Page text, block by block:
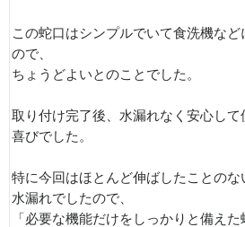
この蛇口はシンプルでいて食洗機な
ので、
ちょうどよいとのことでした。
取り付け完了後、水漏れなく安心し
喜びでした。
特に今回はほとんど伸ばしたことの
水漏れでしたので、
「必要な機能だけをしっかりと備え